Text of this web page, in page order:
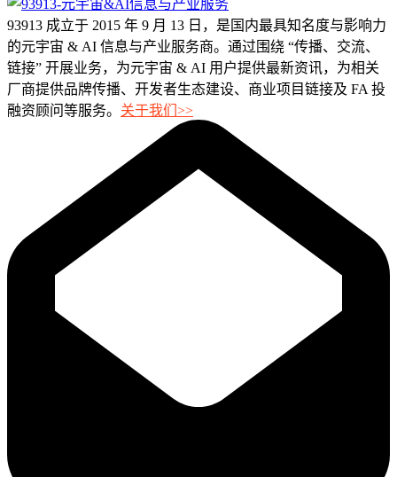
93913 成立于 2015 年 9 月 13 日，是国内最具知名度与影响力
的元宇宙 & AI 信息与产业服务商。通过围绕 “传播、交流、
链接” 开展业务，为元宇宙 & AI 用户提供最新资讯，为相关
厂商提供品牌传播、开发者生态建设、商业项目链接及 FA 投
融资顾问等服务。 关于我们>>